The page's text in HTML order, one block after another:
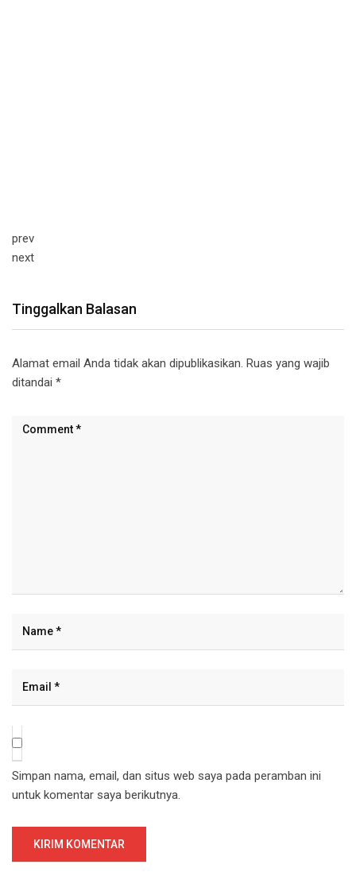
prev
next
Tinggalkan Balasan
Alamat email Anda tidak akan dipublikasikan. Ruas yang wajib
ditandai *
Simpan nama, email, dan situs web saya pada peramban ini
untuk komentar saya berikutnya.